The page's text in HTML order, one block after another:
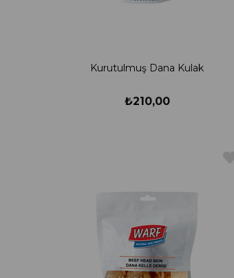
Kurutulmuş Dana Kulak
₺210,00